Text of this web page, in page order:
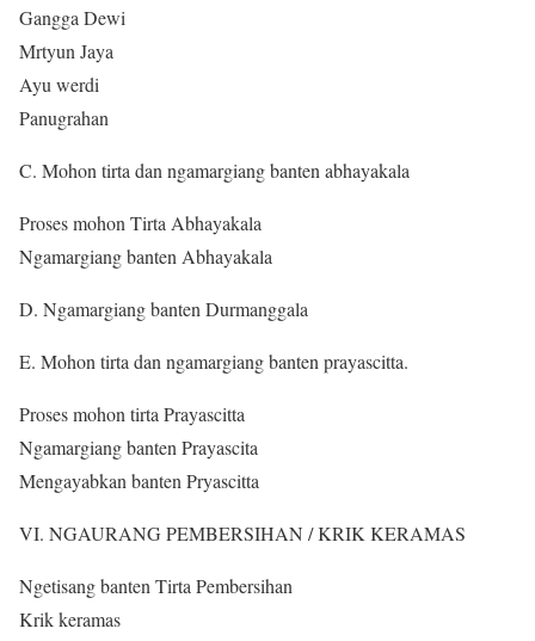
Gangga Dewi
Mrtyun Jaya
Ayu werdi
Panugrahan
C. Mohon tirta dan ngamargiang banten abhayakala
Proses mohon Tirta Abhayakala
Ngamargiang banten Abhayakala
D. Ngamargiang banten Durmanggala
E. Mohon tirta dan ngamargiang banten prayascitta.
Proses mohon tirta Prayascitta
Ngamargiang banten Prayascita
Mengayabkan banten Pryascitta
VI. NGAURANG PEMBERSIHAN / KRIK KERAMAS
Ngetisang banten Tirta Pembersihan
Krik keramas